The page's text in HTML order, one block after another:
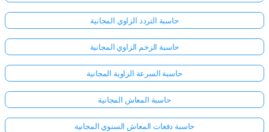
حاسبة التردد الزاوي المجانية
حاسبة الزخم الزاوي المجانية
حاسبة السرعة الزاوية المجانية
حاسبة المعاش المجانية
حاسبة دفعات المعاش السنوي المجانية